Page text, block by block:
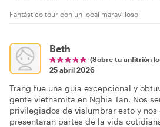
Fantástico tour con un local maravilloso
Beth
(Sobre tu anfitrión
25 abril 2026
Trang fue una guía excepcional y
gente vietnamita en Nghia Tan. Nos
privilegiados de vislumbrar esto y nos
presentaran partes de la vida